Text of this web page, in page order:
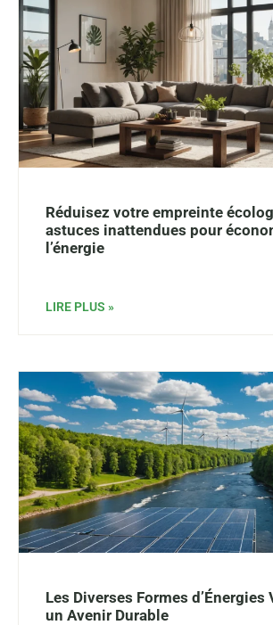
Réduisez votre empreinte
astuces inattendues pour
l’énergie
LIRE PLUS »
Les Diverses Formes d’Énergies
un Avenir Durable